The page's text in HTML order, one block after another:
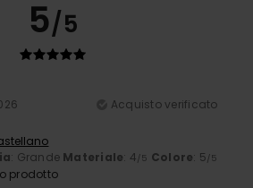
5/5
Acquisto verificato
: Grande Materiale: 4/5 Colore: 5/5
prodotto